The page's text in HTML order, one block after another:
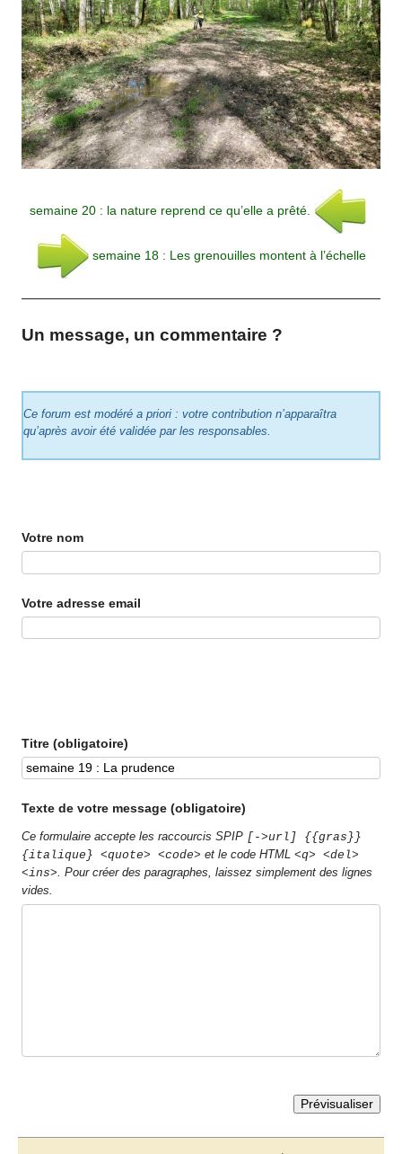
semaine 20 : la nature reprend ce qu’elle a prêté.
semaine 18 : Les grenouilles montent à l’échelle
Un message, un commentaire ?
Ce forum est modéré a priori : votre contribution n’apparaîtra
qu’après avoir été validée par les responsables.
Votre nom
Votre adresse email
Titre (obligatoire)
Texte de votre message (obligatoire)
Ce formulaire accepte les raccourcis SPIP [->url] {{gras}}
{italique} <quote> <code> et le code HTML<q> <del>
<ins> . Pour créer des paragraphes, laissez simplement des lignes
vides.